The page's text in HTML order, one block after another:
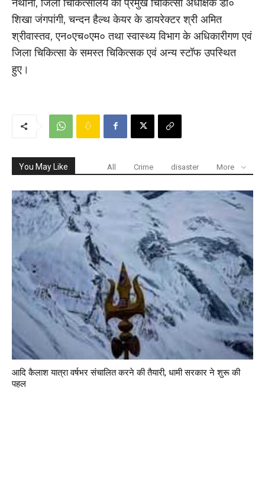
नैथानी, जिला चिकित्सालय की प्रमुख चिकित्सा अधीक्षक डॉ०
शिखा जंगपांगी, चन्दन हैल्थ केयर के डायरेक्टर श्री अमित
श्रीवास्तव, एन०एच०एम० तथा स्वास्थ्य विभाग के अधिकारीगण एवं
जिला चिकित्सा के समस्त चिकित्सक एवं अन्य स्टॉफ उपस्थित
हुए।
You May Like All Crime disaster More
आदि कैलाश यात्रा वर्षभर संचालित करने की तैयारी, धामी सरकार ने शुरू की
पहल